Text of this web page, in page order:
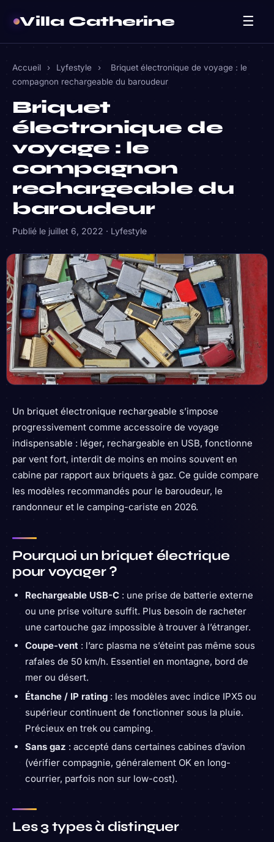
Villa Catherine ☰
Accueil › Lyfestyle ›
Briquet électronique de voyage : le
compagnon rechargeable du baroudeur
Briquet
électronique de
voyage : le
compagnon
rechargeable du
baroudeur
Publié le juillet 6, 2022 · Lyfestyle
Un briquet électronique rechargeable s’impose
progressivement comme accessoire de voyage
indispensable : léger, rechargeable en USB, fonctionne
par vent fort, interdit de moins en moins souvent en
cabine par rapport aux briquets à gaz. Ce guide compare
les modèles recommandés pour le baroudeur, le
randonneur et le camping-cariste en 2026.
Pourquoi un briquet électrique
pour voyager ?
Rechargeable USB-C : une prise de batterie externe
ou une prise voiture suffit. Plus besoin de racheter
une cartouche gaz impossible à trouver à l’étranger.
Coupe-vent : l’arc plasma ne s’éteint pas même sous
rafales de 50 km/h. Essentiel en montagne, bord de
mer ou désert.
Étanche / IP rating : les modèles avec indice IPX5 ou
supérieur continuent de fonctionner sous la pluie.
Précieux en trek ou camping.
Sans gaz : accepté dans certaines cabines d’avion
(vérifier compagnie, généralement OK en long-
courrier, parfois non sur low-cost).
Les 3 types à distinguer